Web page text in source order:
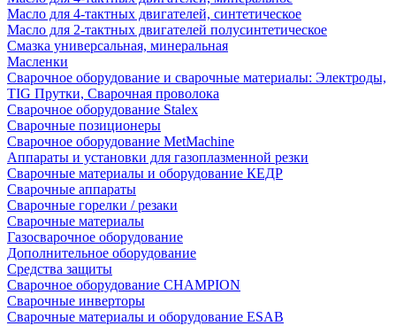
Масло для 4-тактных двигателей, синтетическое
Масло для 2-тактных двигателей полусинтетическое
Смазка универсальная, минеральная
Масленки
Сварочное оборудование и сварочные материалы: Электроды,
TIG Прутки, Сварочная проволока
Сварочное оборудование Stalex
Сварочные позиционеры
Сварочное оборудование MetMachine
Аппараты и установки для газоплазменной резки
Сварочные материалы и оборудование КЕДР
Сварочные аппараты
Сварочные горелки / резаки
Сварочные материалы
Газосварочное оборудование
Дополнительное оборудование
Средства защиты
Сварочное оборудование CHAMPION
Сварочные инверторы
Сварочные материалы и оборудование ESAB